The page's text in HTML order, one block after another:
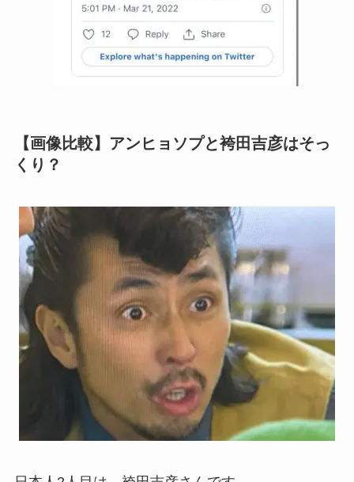
【画像比較】アンヒョソプと袴田吉彦はそっ
くり？